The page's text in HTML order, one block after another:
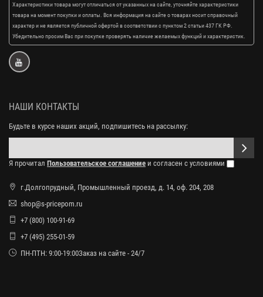
Характеристики товара могут отличаться от указанных на сайте, уточняйте характеристики
товара на момент покупки и оплаты. Вся информация на сайте о товарах носит справочный
характер и не является публичной офертой в соответствии с пунктом 2 статьи 437 ГК РФ.
Убедительно просим Вас при покупке проверять наличие желаемых функций и характеристик.
НАШИ КОНТАКТЫ
Будьте в курсе наших акций, подпишитесь на рассылку:
Я прочитал Пользовательское соглашение и согласен с условиями
г.Долгопрудный, Промышленный проезд, д. 14, оф. 204, 208
shop@s-pricepom.ru
+7 (800) 100-91-69
+7 (495) 255-01-59
ПН-ПТН: 9:00-19:00Заказ на сайте - 24/7